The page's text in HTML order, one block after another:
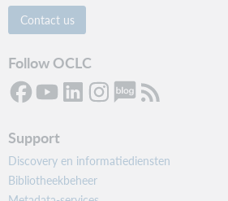
Contact us
Follow OCLC
Support
Discovery en informatiediensten
Bibliotheekbeheer